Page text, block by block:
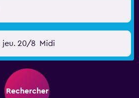
jeu. 20/8 Midi
Rechercher